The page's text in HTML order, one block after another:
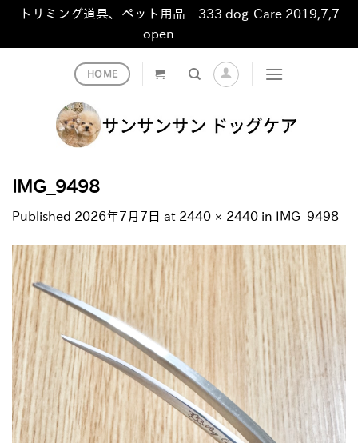
トリミング道具、ペット用品 333 dog-Care 2019,7,7
open
HOME
IMG_9498
Published 2026年7月7日 at 2440 × 2440 in IMG_9498